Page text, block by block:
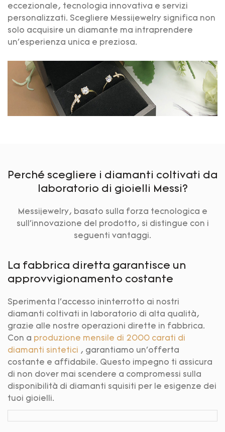
eccezionale, tecnologia innovativa e servizi
personalizzati. Scegliere Messijewelry significa non
solo acquisire un diamante ma intraprendere
un'esperienza unica e preziosa.
Perché scegliere i diamanti coltivati ​​da
laboratorio di gioielli Messi?
Messijewelry, basato sulla forza tecnologica e
sull'innovazione del prodotto, si distingue con i
seguenti vantaggi.
La fabbrica diretta garantisce un
approvvigionamento costante
Sperimenta l'accesso ininterrotto ai nostri
diamanti coltivati ​​in laboratorio di alta qualità,
grazie alle nostre operazioni dirette in fabbrica.
Con a produzione mensile di 2000 carati di
diamanti sintetici , garantiamo un'offerta
costante e affidabile. Questo impegno ti assicura
di non dover mai scendere a compromessi sulla
disponibilità di diamanti squisiti per le esigenze dei
tuoi gioielli.